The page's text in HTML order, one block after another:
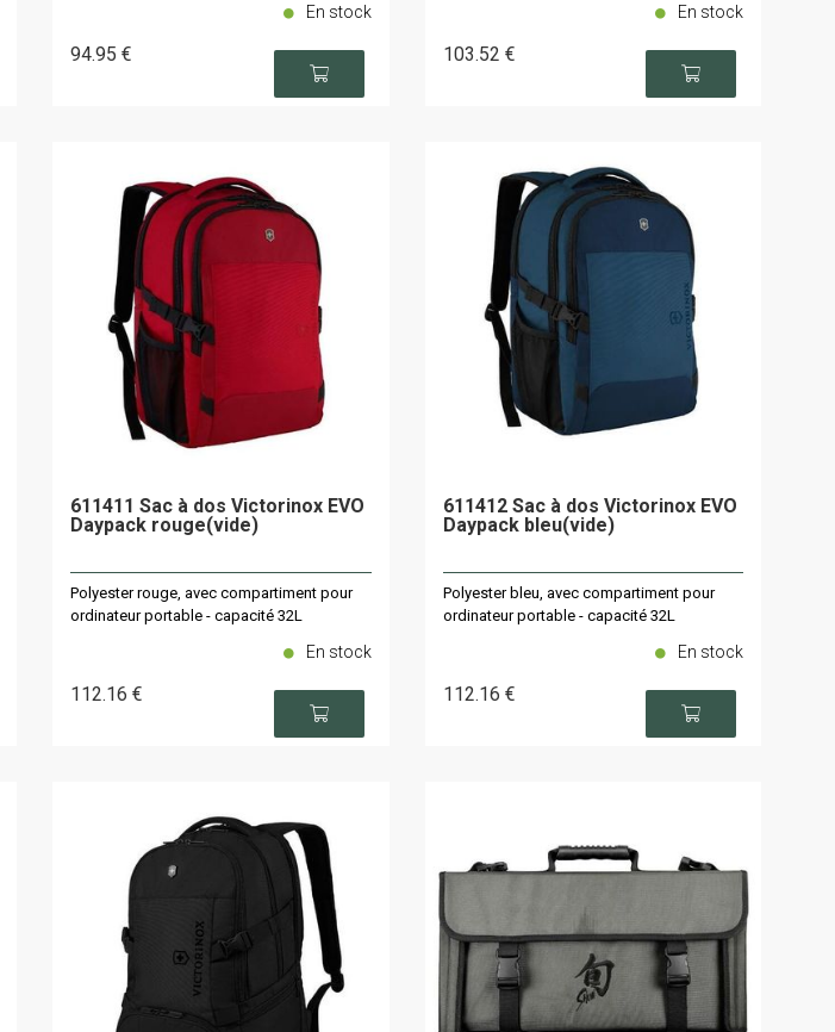
94.95 €
En stock
103.52 €
En stock
611411 Sac à dos Victorinox EVO
Daypack rouge(vide)
Polyester rouge, avec compartiment pour
ordinateur portable - capacité 32L
112.16 €
En stock
611412 Sac à dos Victorinox EVO
Daypack bleu(vide)
Polyester bleu, avec compartiment pour
ordinateur portable - capacité 32L
112.16 €
En stock